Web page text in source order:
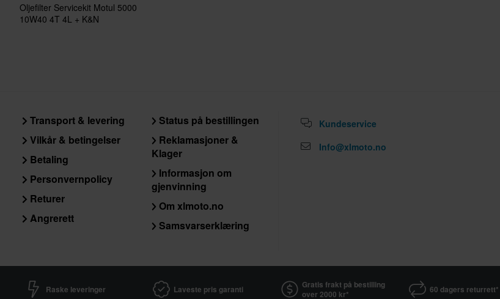
Oljefilter Servicekit Motul 5000
10W40 4T 4L + K&N
Transport & levering
Vilkår & betingelser
Betaling
Personvernpolicy
Returer
Angrerett
Status på bestillingen
Reklamasjoner &
Klager
Informasjon om
gjenvinning
Om xlmoto.no
Samsvarserklæring
Kundeservice
Info@xlmoto.no
Raske leveringer Laveste pris garanti
Gratis frakt på bestilling
over 2000 kr*
60 dagers returrett*